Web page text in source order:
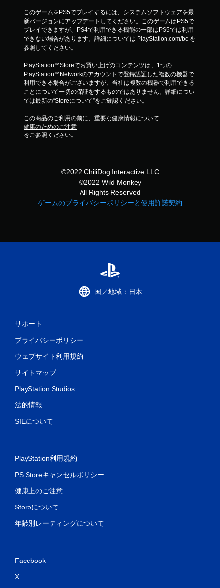
このゲームをPS5でプレイするには、システムソフトウェアを最
新バージョンにアップデートしてください。このゲームはPS5で
プレイできますが、PS4で利用できる機能の一部はPS5では利用
できない場合があります。詳細については PlayStation.com/bc を
参照してください。
PlayStation™Storeでお買い上げのコンテンツは、1つの
PlayStation™Networkのアカウントで登録認証した複数の機器で
利用できる場合がございますが、当社は複数の機器で利用できる
ことについて一切の保証をするものではありません。詳細につい
ては最新の“Storeについて”をご確認ください。
この商品のご利用の前に、重要な健康情報について
健康のためのご注意
をご参照ください。
©2022 ChiliDog Interactive LLC
©2022 Wild Monkey
All Rights Reserved
ゲームのプライバシーポリシーと使用許諾契約
国／地域：日本
サポート
プライバシーポリシー
ウェブサイト利用規約
サイトマップ
PlayStation Studios
法的情報
SIEについて
PlayStation利用規約
PS Storeキャンセルポリシー
健康上のご注意
Storeについて
年齢別レーティングについて
Facebook
X